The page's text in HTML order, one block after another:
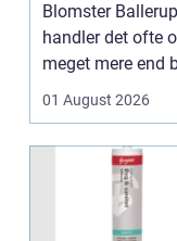
Blomster
handler det ofte
meget mere end
en hurtig buket.
Blomste...
01 August 2026